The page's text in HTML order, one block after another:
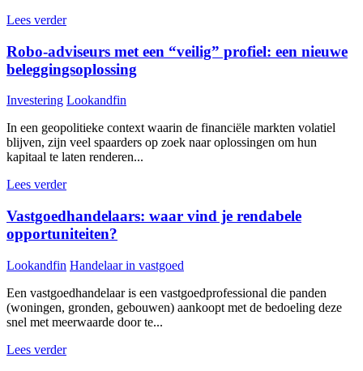
Lees verder
Robo-adviseurs met een “veilig” profiel: een nieuwe
beleggingsoplossing
Investering Lookandfin
In een geopolitieke context waarin de financiële markten volatiel
blijven, zijn veel spaarders op zoek naar oplossingen om hun
kapitaal te laten renderen...
Lees verder
Vastgoedhandelaars: waar vind je rendabele
opportuniteiten?
Lookandfin Handelaar in vastgoed
Een vastgoedhandelaar is een vastgoedprofessional die panden
(woningen, gronden, gebouwen) aankoopt met de bedoeling deze
snel met meerwaarde door te...
Lees verder